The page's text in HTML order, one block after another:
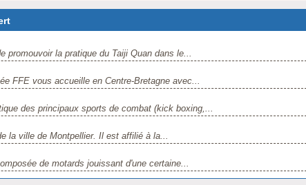
promouvoir la pratique du Taiji Quan dans le...
FFE vous accueille en Centre-Bretagne avec...
des principaux sports de combat (kick boxing,...
la ville de Montpellier. Il est affilié à la...
de motards jouissant d'une certaine...